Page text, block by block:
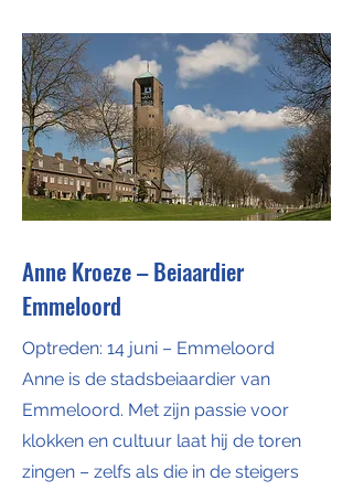
Anne Kroeze – Beiaardier
Emmeloord
Optreden: 14 juni – Emmeloord
Anne is de stadsbeiaardier van
Emmeloord. Met zijn passie voor
klokken en cultuur laat hij de toren
zingen – zelfs als die in de steigers